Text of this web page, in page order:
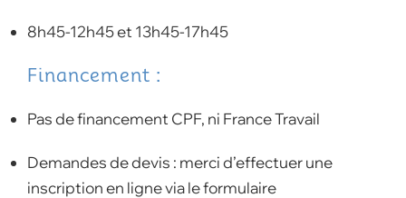
8h45-12h45 et 13h45-17h45
Financement :
Pas de financement CPF, ni France Travail
Demandes de devis : merci d’effectuer une
inscription en ligne via le formulaire